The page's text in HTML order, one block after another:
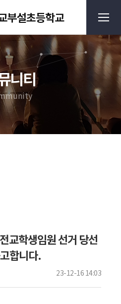
니티
교학생임원 선거 당선
합니다.
23-12-16 14:03